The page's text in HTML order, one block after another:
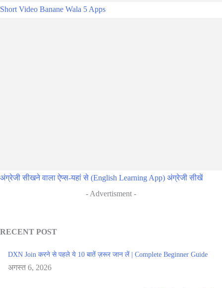
Short Video Banane Wala 5 Apps
अंग्रेजी सीखने वाला ऐप्स-यहां से (English Learning App) अंग्रेजी सीखें
- Advertisment -
RECENT POST
DXN Join करने से पहले ये 10 बातें ज़रूर जान लें | Complete Beginner Guide
अगस्त 6, 2026